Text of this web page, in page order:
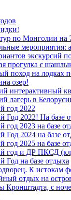
по Монголии на
мероприятия:
экскурсий
прогулка с
поход на лодках
озер!
интерактивный
лагерь в
год 2022
Год 2022! На базе
год 2023 на базе
Год 2024 на базе
год 2025 на базе
год и ДР ПКСД
Год на базе отдыха
К истокам
отдых на
Кронштадта, с